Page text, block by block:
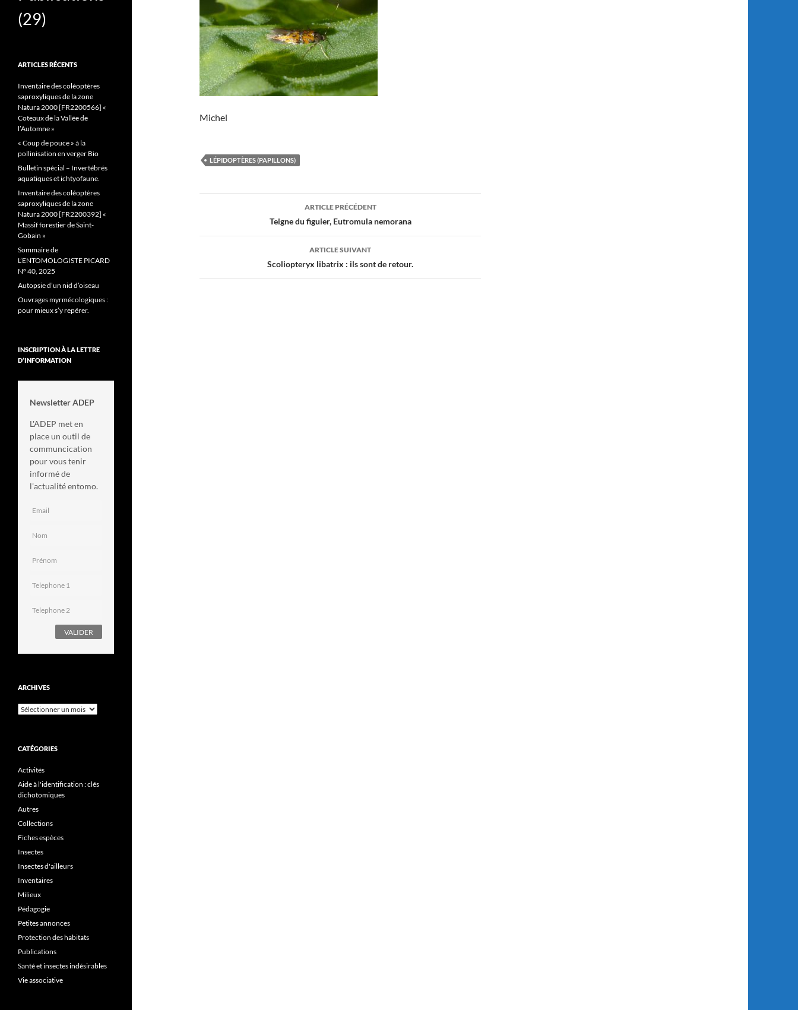
Michel
LÉPIDOPTÈRES (PAPILLONS)
ARTICLE PRÉCÉDENT
Teigne du figuier, Eutromula nemorana
ARTICLE SUIVANT
Scoliopteryx libatrix : ils sont de retour.
(29)
ARTICLES RÉCENTS
Inventaire des coléoptères
saproxyliques de la zone
Natura 2000 [FR2200566] «
Coteaux de la Vallée de
l’Automne »
« Coup de pouce » à la
pollinisation en verger Bio
Bulletin spécial – Invertébrés
aquatiques et ichtyofaune.
Inventaire des coléoptères
saproxyliques de la zone
Natura 2000 [FR2200392] «
Massif forestier de Saint-
Gobain »
Sommaire de
L’ENTOMOLOGISTE PICARD
N° 40, 2025
Autopsie d’un nid d’oiseau
Ouvrages myrmécologiques :
pour mieux s’y repérer.
INSCRIPTION À LA LETTRE
D’INFORMATION
Newsletter ADEP
L'ADEP met en
place un outil de
communcication
pour vous tenir
informé de
l'actualité entomo.
ARCHIVES
Archives
CATÉGORIES
Activités
Aide à l'identification : clés
dichotomiques
Autres
Collections
Fiches espèces
Insectes
Insectes d'ailleurs
Inventaires
Milieux
Pédagogie
Petites annonces
Protection des habitats
Publications
Santé et insectes indésirables
Vie associative